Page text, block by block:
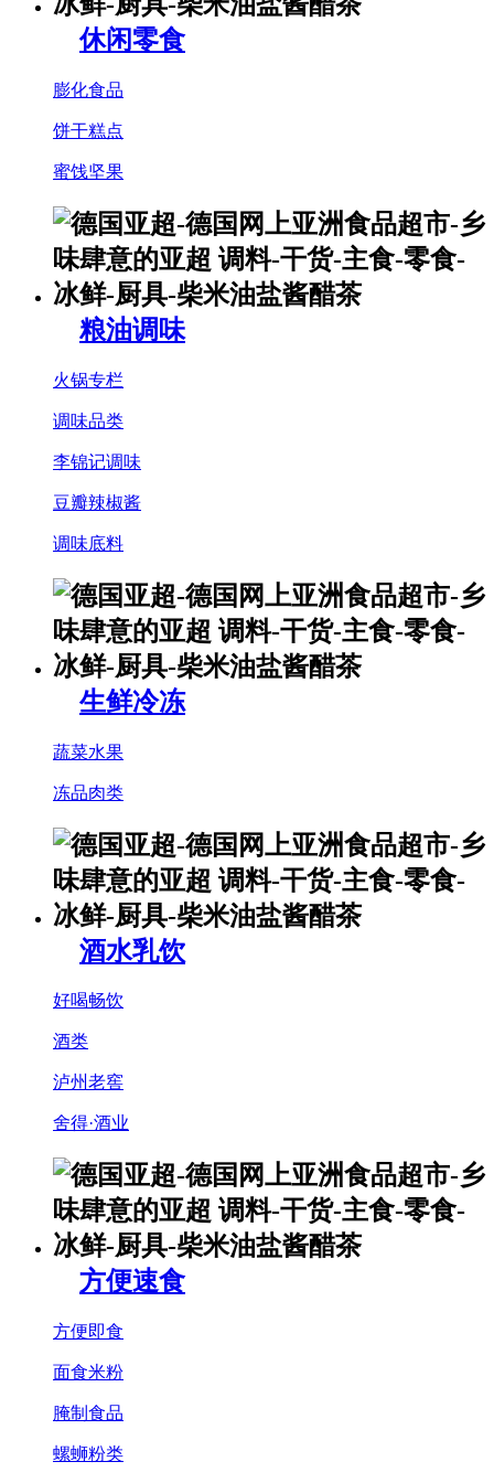
休闲零食
膨化食品
饼干糕点
蜜饯坚果
粮油调味
火锅专栏
调味品类
李锦记调味
豆瓣辣椒酱
调味底料
生鲜冷冻
蔬菜水果
冻品肉类
酒水乳饮
好喝畅饮
酒类
泸州老窖
舍得·酒业
方便速食
方便即食
面食米粉
腌制食品
螺蛳粉类